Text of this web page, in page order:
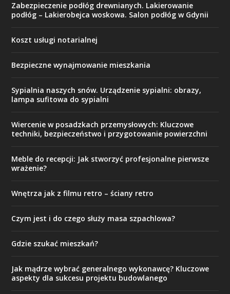
Zabezpieczenie podłóg drewnianych. Lakierowanie
podłóg – Lakierobejca woskowa. Salon podłóg w Gdynii
Koszt usługi notarialnej
Bezpieczne wynajmowanie mieszkania
Sypialnia naszych snów. Urządzenie sypialni: obrazy,
lampa sufitowa do sypialni
Wiercenie w posadzkach przemysłowych: Kluczowe
techniki, bezpieczeństwo i przygotowanie powierzchni
Meble do recepcji: Jak stworzyć profesjonalne pierwsze
wrażenie?
Wnętrza jak z filmu retro – ściany retro
Czym jest i do czego służy masa szpachlowa?
Gdzie szukać mieszkań?
Jak mądrze wybrać generalnego wykonawcę? Kluczowe
aspekty dla sukcesu projektu budowlanego